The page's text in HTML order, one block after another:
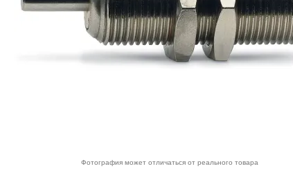
Фотография может отличаться от реального товара